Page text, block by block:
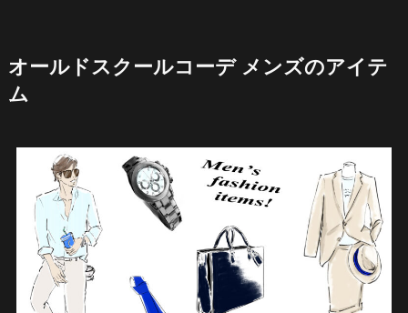
オールドスクールコーデ メンズのアイテ
ム